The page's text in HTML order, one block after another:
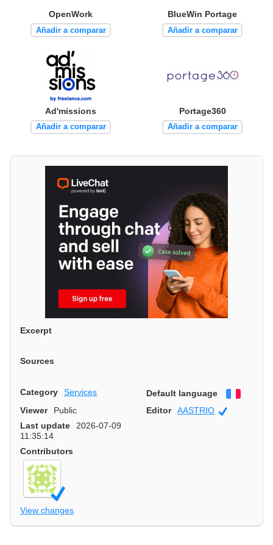
OpenWork
Añadir a comparar
BlueWin Portage
Añadir a comparar
Ad'missions
Añadir a comparar
Portage360
Añadir a comparar
Excerpt
Sources
Category Services Default language
Viewer
Public Editor AASTRIO
Official
Last update
2026-07-09
11:35:14
Contributors
View changes